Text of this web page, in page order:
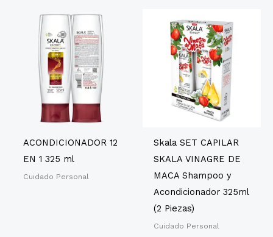
ACONDICIONADOR 12
EN 1 325 ml
Cuidado Personal
Skala SET CAPILAR
SKALA VINAGRE DE
MACA Shampoo y
Acondicionador 325ml
(2 Piezas)
Cuidado Personal